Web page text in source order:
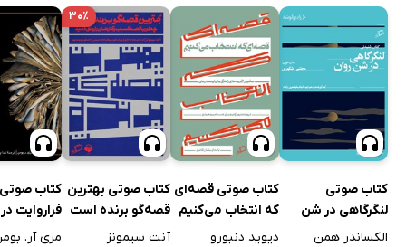
کتاب صوتی
لنگرگاهی در شن
روان
الکساندر همن
کتاب صوتی قصه‌ای
که انتخاب می‌کنیم
دیوید دنبورو
۳۰٪
کتاب صوتی بهترین
قصه‌گو برنده است
آنت سیمونز
کتاب صوتی
فراروایت
حلقه‌ها
مری آر.